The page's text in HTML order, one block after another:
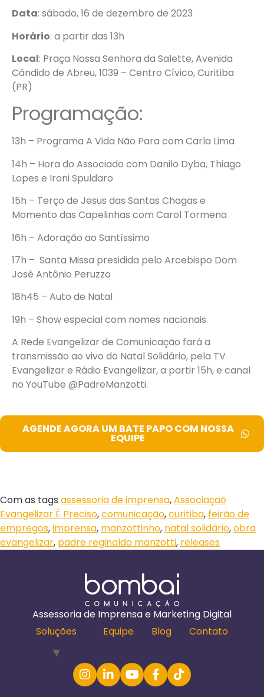
Data: sábado, 16 de dezembro de 2023
Horário: a partir das 13h
Local: Praça Nossa Senhora da Salette, Avenida
Cândido de Abreu, 1039 – Centro Cívico, Curitiba
(PR)
Programação:
13h – Programa A Vida Não Para com Carla Lima
14h – Hora do Associado com Danilo Dyba, Thiago
Lopes e Ironi Spuldaro
15h – Terço de Jesus das Santas Chagas e
Momento das Capelinhas com Carol Tormena
16h – Adoração ao Santíssimo
17h – Santa Missa presidida pelo Arcebispo Dom
José Antônio Peruzzo
18h45 – Auto de Natal
19h – Show especial com nomes nacionais
A Rede Evangelizar de Comunicação fará a
transmissão ao vivo do Natal Solidário, pela TV
Evangelizar e Rádio Evangelizar, a partir 15h, e canal
no YouTube @PadreManzotti.
AGENDE AGORA UM BATE PAPO COM NOSSA
EQUIPE
Com as tags assessoria de imprensa,Associaçaõ
Evangelizar É Preciso,comunicação,curitiba, feirão de
empregos,imprensa, manzottinho, natal solidário,obra
evangelizar, padre reginaldo manzotti, releases
Assessoria de Imprensa e Marketing Digital
Soluções
Equipe Blog Contato